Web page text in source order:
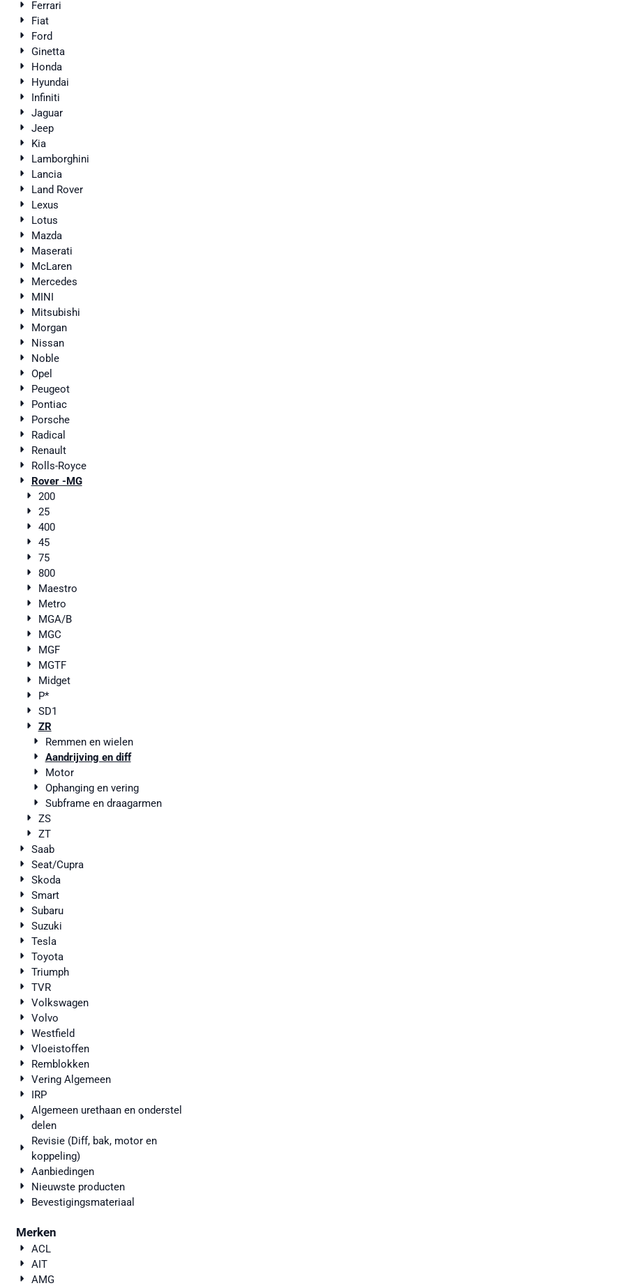
Ferrari
Fiat
Ford
Ginetta
Honda
Hyundai
Infiniti
Jaguar
Jeep
Kia
Lamborghini
Lancia
Land Rover
Lexus
Lotus
Mazda
Maserati
McLaren
Mercedes
MINI
Mitsubishi
Morgan
Nissan
Noble
Opel
Peugeot
Pontiac
Porsche
Radical
Renault
Rolls-Royce
Rover -MG
200
25
400
45
75
800
Maestro
Metro
MGA/B
MGC
MGF
MGTF
Midget
P*
SD1
ZR
Remmen en wielen
Aandrijving en diff
Motor
Ophanging en vering
Subframe en draagarmen
ZS
ZT
Saab
Seat/Cupra
Skoda
Smart
Subaru
Suzuki
Tesla
Toyota
Triumph
TVR
Volkswagen
Volvo
Westfield
Vloeistoffen
Remblokken
Vering Algemeen
IRP
Algemeen urethaan en onderstel
delen
Revisie (Diff, bak, motor en
koppeling)
Aanbiedingen
Nieuwste producten
Bevestigingsmateriaal
Merken
ACL
AIT
AMG